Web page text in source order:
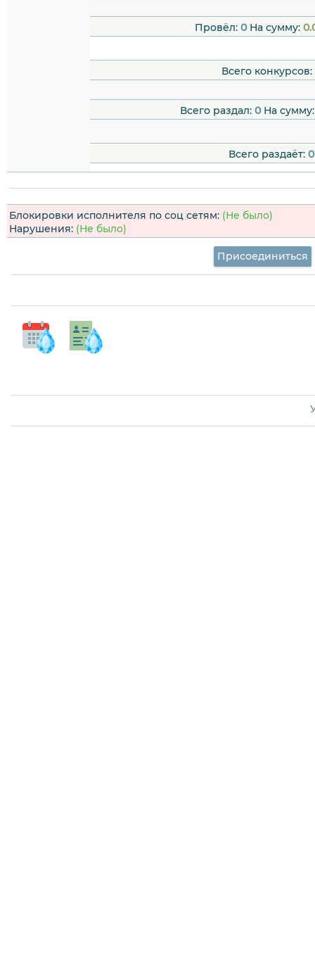
Провёл: 0На сумму:
Всего конкурсов:
Всего раздал: 0На
Всего раздаёт: 0
Блокировки исполнителя по соц сетям: (Не было)
Нарушения: (Не было)
Присоединиться